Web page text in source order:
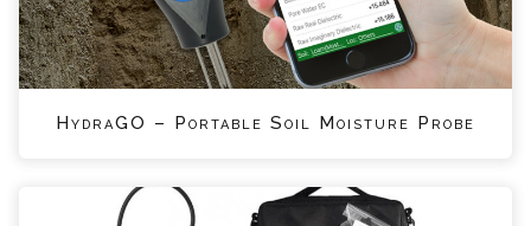
HydraGO – Portable Soil Moisture Probe